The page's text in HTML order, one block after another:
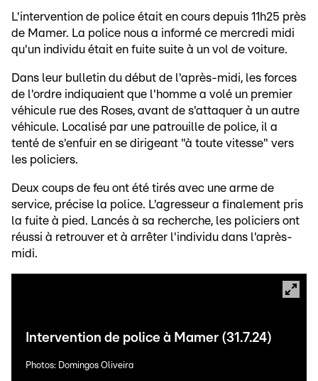
L'intervention de police était en cours depuis 11h25 près
de Mamer. La police nous a informé ce mercredi midi
qu'un individu était en fuite suite à un vol de voiture.
Dans leur bulletin du début de l'après-midi, les forces
de l'ordre indiquaient que l'homme a volé un premier
véhicule rue des Roses, avant de s'attaquer à un autre
véhicule. Localisé par une patrouille de police, il a
tenté de s'enfuir en se dirigeant "à toute vitesse" vers
les policiers.
Deux coups de feu ont été tirés avec une arme de
service, précise la police. L'agresseur a finalement pris
la fuite à pied. Lancés à sa recherche, les policiers ont
réussi à retrouver et à arrêter l'individu dans l'après-
midi.
Intervention de police à Mamer (31.7.24)
Photos: Domingos Oliveira